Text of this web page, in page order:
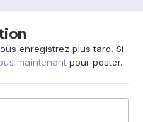
enregistrez plus tard. Si
maintenant pour poster.